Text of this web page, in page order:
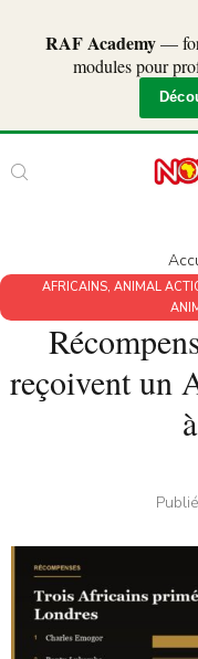
RAF Academy—
modules pour
AFRICAINS, ANIMAL
reçoivent un